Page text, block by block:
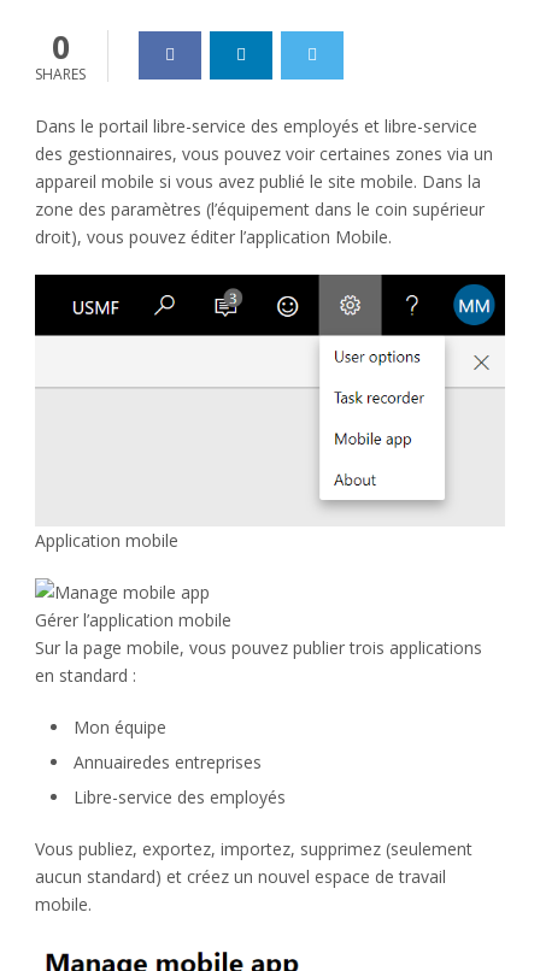
0
SHARES
Dans le portail libre-service des employés et libre-service
des gestionnaires, vous pouvez voir certaines zones via un
appareil mobile si vous avez publié le site mobile. Dans la
zone des paramètres (l’équipement dans le coin supérieur
droit), vous pouvez éditer l’application Mobile.
Application mobile
Gérer l’application mobile
Sur la page mobile, vous pouvez publier trois applications
en standard :
Mon équipe
Annuairedes entreprises
Libre-service des employés
Vous publiez, exportez, importez, supprimez (seulement
aucun standard) et créez un nouvel espace de travail
mobile.